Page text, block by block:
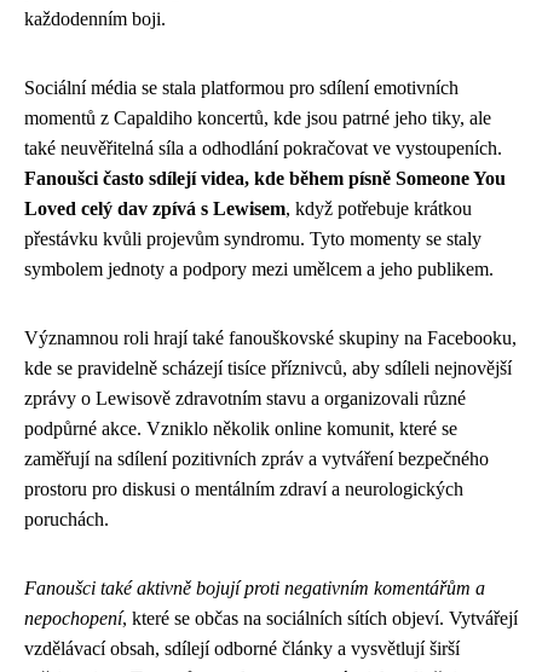
každodenním boji.
Sociální média se stala platformou pro sdílení emotivních
momentů z Capaldiho koncertů, kde jsou patrné jeho tiky, ale
také neuvěřitelná síla a odhodlání pokračovat ve vystoupeních.
Fanoušci často sdílejí videa, kde během písně Someone You
Loved celý dav zpívá s Lewisem, když potřebuje krátkou
přestávku kvůli projevům syndromu. Tyto momenty se staly
symbolem jednoty a podpory mezi umělcem a jeho publikem.
Významnou roli hrají také fanouškovské skupiny na Facebooku,
kde se pravidelně scházejí tisíce příznivců, aby sdíleli nejnovější
zprávy o Lewisově zdravotním stavu a organizovali různé
podpůrné akce. Vzniklo několik online komunit, které se
zaměřují na sdílení pozitivních zpráv a vytváření bezpečného
prostoru pro diskusi o mentálním zdraví a neurologických
poruchách.
Fanoušci také aktivně bojují proti negativním komentářům a
nepochopení, které se občas na sociálních sítích objeví. Vytvářejí
vzdělávací obsah, sdílejí odborné články a vysvětlují širší